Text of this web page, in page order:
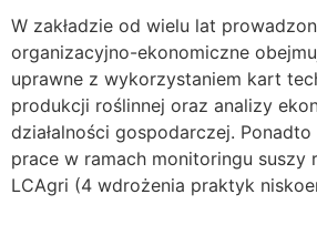
W zakładzie od wielu lat
organizacyjno-ekonomiczne
uprawne z wykorzystaniem kart
produkcji roślinnej oraz analizy
działalności gospodarczej.
prace w ramach monitoringu suszy
LCAgri (4 wdrożenia praktyk